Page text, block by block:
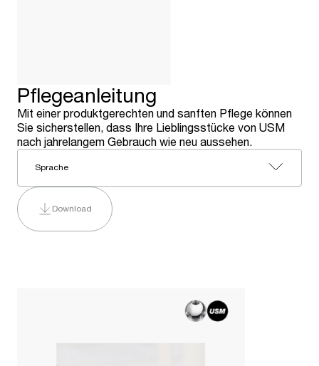
Pflegeanleitung
Mit einer produktgerechten und sanften Pflege können
Sie sicherstellen, dass Ihre Lieblingsstücke von USM
nach jahrelangem Gebrauch wie neu aussehen.
Sprache
Download